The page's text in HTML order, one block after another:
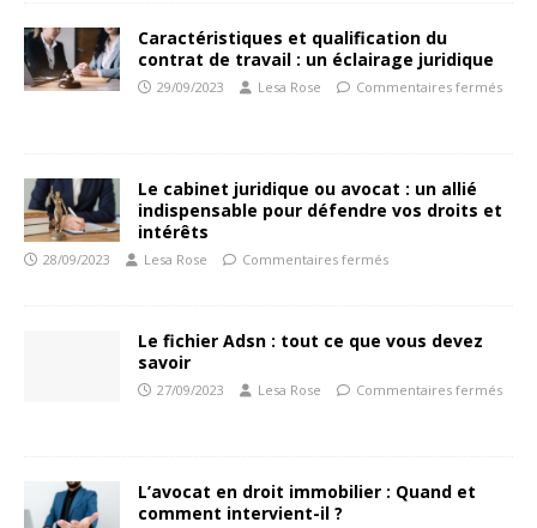
Caractéristiques et qualification du
contrat de travail : un éclairage juridique
29/09/2023 Lesa Rose Commentaires fermés
Le cabinet juridique ou avocat : un allié
indispensable pour défendre vos droits et
intérêts
28/09/2023 Lesa Rose Commentaires fermés
Le fichier Adsn : tout ce que vous devez
savoir
27/09/2023 Lesa Rose Commentaires fermés
L’avocat en droit immobilier : Quand et
comment intervient-il ?